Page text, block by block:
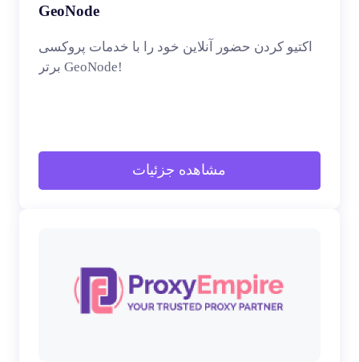
GeoNode
اکتیو کردن حضور آنلاین خود را با خدمات پروکسی
برتر GeoNode!
مشاهده جزئیات